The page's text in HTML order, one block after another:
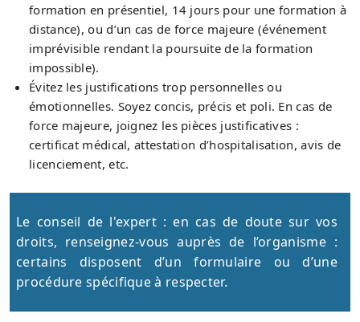
formation en présentiel, 14 jours pour une formation à
distance), ou d’un cas de force majeure (événement
imprévisible rendant la poursuite de la formation
impossible).
Évitez les justifications trop personnelles ou
émotionnelles. Soyez concis, précis et poli. En cas de
force majeure, joignez les pièces justificatives :
certificat médical, attestation d’hospitalisation, avis de
licenciement, etc.
Le conseil de l'expert : en cas de doute sur vos
droits, renseignez-vous auprès de l’organisme :
certains disposent d’un formulaire ou d’une
procédure spécifique à respecter.